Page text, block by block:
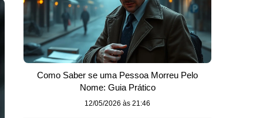
Como Saber se uma Pessoa Morreu Pelo
Nome: Guia Prático
12/05/2026 às 21:46